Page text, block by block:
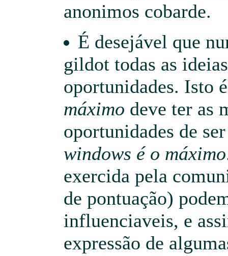
anonimos cobarde.
É desejável que
gildot todas as
oportunidades. Isto
máximo deve ter as
oportunidades de
windows é o máximo
exercida pela
de pontuação)
influenciaveis, e
expressão de